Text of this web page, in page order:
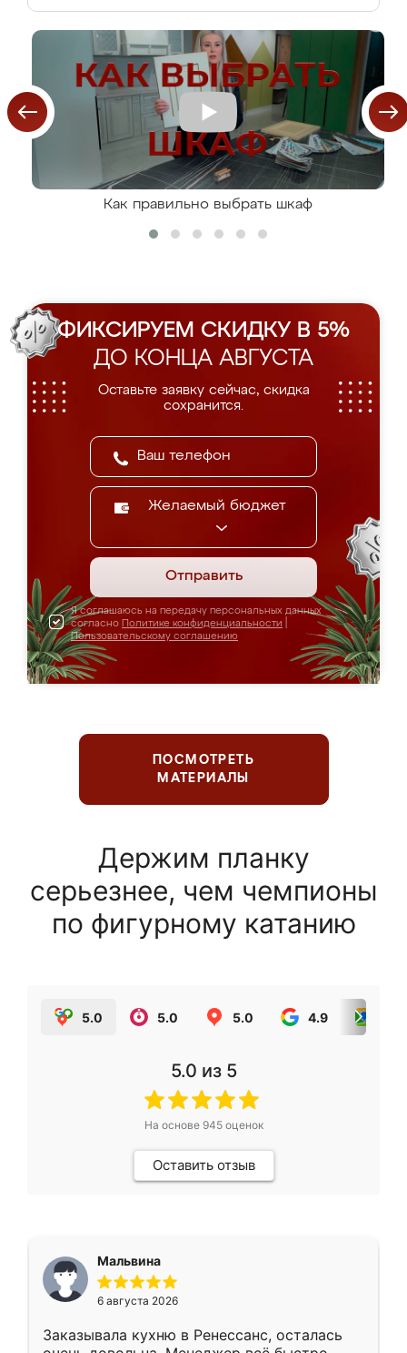
Как правильно выбрать шкаф
ФИКСИРУЕМ СКИДКУ В 5%
ДО КОНЦА АВГУСТА
Оставьте заявку сейчас, скидка
сохранится.
Желаемый бюджет
Отправить
Я соглашаюсь на передачу персональных данных
согласно Политике конфиденциальности
Пользовательскому соглашению
ПОСМОТРЕТЬ
МАТЕРИАЛЫ
Держим планку
серьезнее, чем чемпионы
по фигурному катанию
5.0 5.0 5.0 4.9
5.0 из 5
На основе 945оценок
Оставить отзыв
Мальвина
6 августа 2026
Заказывала кухню в Ренессанс, осталась